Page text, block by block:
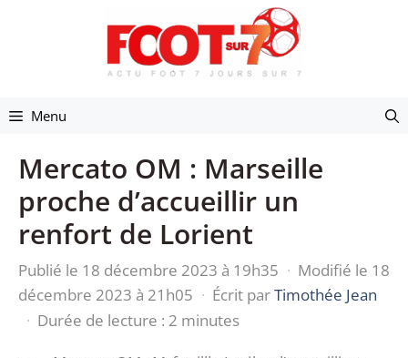
Menu
Mercato OM : Marseille
proche d’accueillir un
renfort de Lorient
Publié le 18 décembre 2023 à 19h35 · Modifié le 18
décembre 2023 à 21h05 · Écrit parTimothée Jean
· Durée de lecture : 2 minutes